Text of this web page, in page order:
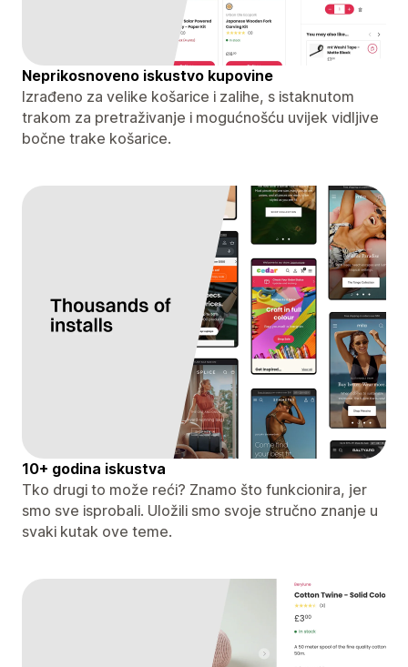
Neprikosnoveno iskustvo kupovine
Izrađeno za velike košarice i zalihe, s istaknutom
trakom za pretraživanje i mogućnošću uvijek vidljive
bočne trake košarice.
10+ godina iskustva
Tko drugi to može reći? Znamo što funkcionira, jer
smo sve isprobali. Uložili smo svoje stručno znanje u
svaki kutak ove teme.